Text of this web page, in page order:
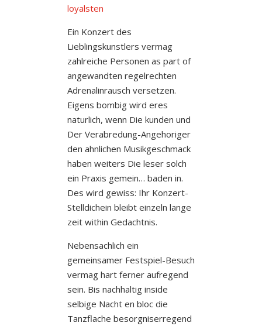
loyalsten
Ein Konzert des
Lieblingskunstlers vermag
zahlreiche Personen as part of
angewandten regelrechten
Adrenalinrausch versetzen.
Eigens bombig wird eres
naturlich, wenn Die kunden und
Der Verabredung-Angehoriger
den ahnlichen Musikgeschmack
haben weiters Die leser solch
ein Praxis gemein… baden in.
Des wird gewiss: Ihr Konzert-
Stelldichein bleibt einzeln lange
zeit within Gedachtnis.
Nebensachlich ein
gemeinsamer Festspiel-Besuch
vermag hart ferner aufregend
sein. Bis nachhaltig inside
selbige Nacht en bloc die
Tanzflache besorgniserregend